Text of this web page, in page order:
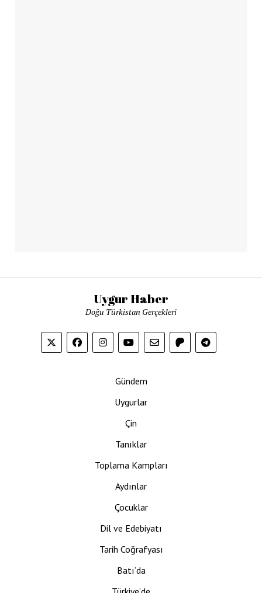
Uygur Haber
Doğu Türkistan Gerçekleri
Gündem
Uygurlar
Çin
Tanıklar
Toplama Kampları
Aydınlar
Çocuklar
Dil ve Edebiyatı
Tarih Coğrafyası
Batı’da